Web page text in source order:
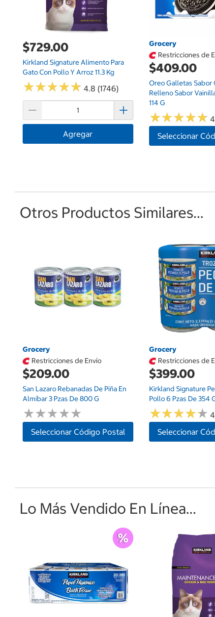
$729.00
Kirkland Signature Alimento Para
Gato Con Pollo Y Arroz 11.3 Kg
★★★★★
★★★★★ 4.8 (1746)
Agregar
Grocery
Restricciones de
$409.00
Oreo Galletas Sabor
Relleno Sabor
114 G
★★★★★
★★★★★
Seleccionar
Otros Productos Similares...
Grocery
Restricciones de Envío
$209.00
San Lazaro Rebanadas De Piña En
Almíbar 3 Pzas De 800 G
★★★★★
★★★★★
Seleccionar Código Postal
Grocery
Restricciones de
$399.00
Kirkland Signature
Pollo 6 Pzas De 354
★★★★★
★★★★★
Seleccionar
Lo Más Vendido En Línea...